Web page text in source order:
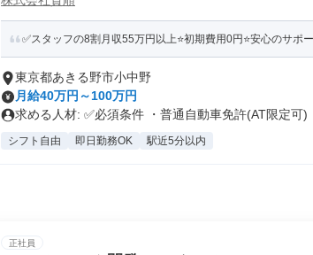
✅スタッフの8割月収55万円以上⭐️初期費用0円⭐️安心のサポ
東京都あきる野市小中野
月給40万円～100万円
求める人材: ✅️必須条件 ・普通自動車免許(AT限定可)
シフト自由 即日勤務OK 駅近5分以内
正社員